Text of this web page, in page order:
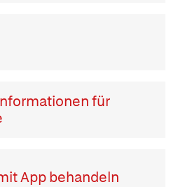
für
App behandeln